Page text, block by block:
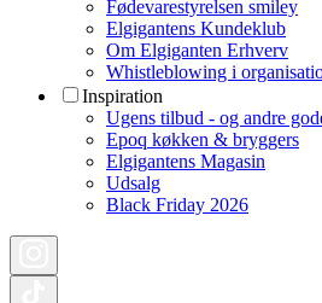
Fødevarestyrelsen smiley
Elgigantens Kundeklub
Om Elgiganten Erhverv
Whistleblowing i
Inspiration
Ugens tilbud - og andre
Epoq køkken & bryggers
Elgigantens Magasin
Udsalg
Black Friday 2026